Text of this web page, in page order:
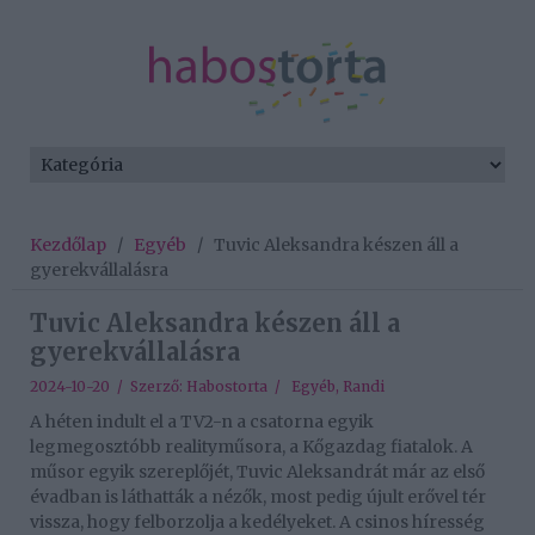
Kezdőlap / Egyéb / Tuvic Aleksandra készen áll a
gyerekvállalásra
Tuvic Aleksandra készen áll a
gyerekvállalásra
2024-10-20 / Szerző: Habostorta / Egyéb, Randi
A héten indult el a TV2-n a csatorna egyik
legmegosztóbb realityműsora, a Kőgazdag fiatalok. A
műsor egyik szereplőjét, Tuvic Aleksandrát már az első
évadban is láthatták a nézők, most pedig újult erővel tér
vissza, hogy felborzolja a kedélyeket. A csinos híresség